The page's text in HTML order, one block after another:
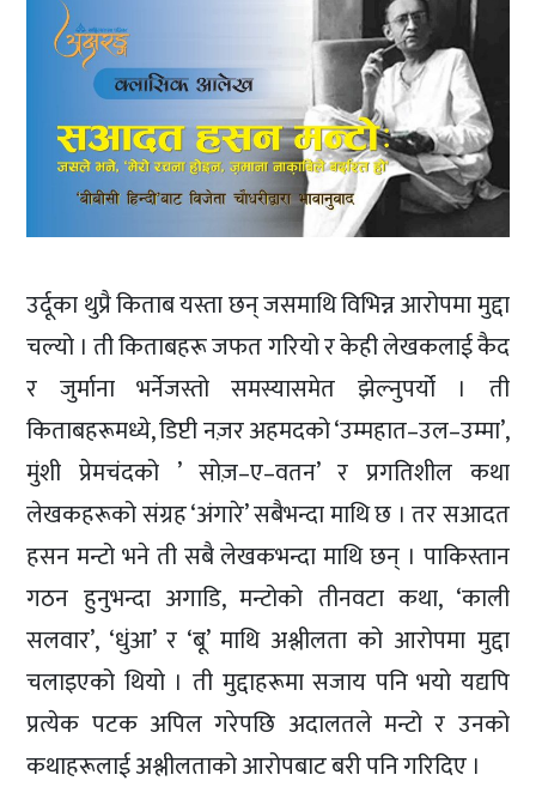
उर्दूका थुप्रै किताब यस्ता छन् जसमाथि विभिन्न आरोपमा मुद्दा
चल्यो । ती किताबहरू जफत गरियो र केही लेखकलाई कैद
र जुर्माना भर्नेजस्तो समस्यासमेत झेल्नुपर्यो । ती
किताबहरूमध्ये, डिप्टी नज़र अहमदको ‘उम्महात–उल–उम्मा’,
मुंशी प्रेमचंदको ’ सोज़–ए–वतन’ र प्रगतिशील कथा
लेखकहरूको संग्रह ‘अंगारे’ सबैभन्दा माथि छ । तर सआदत
हसन मन्टो भने ती सबै लेखकभन्दा माथि छन् । पाकिस्तान
गठन हुनुभन्दा अगाडि, मन्टोको तीनवटा कथा, ‘काली
सलवार’, ‘धुंआ’ र ‘बू’ माथि अश्लीलता को आरोपमा मुद्दा
चलाइएको थियो । ती मुद्दाहरूमा सजाय पनि भयो यद्यपि
प्रत्येक पटक अपिल गरेपछि अदालतले मन्टो र उनको
कथाहरूलाई अश्लीलताको आरोपबाट बरी पनि गरिदिए ।